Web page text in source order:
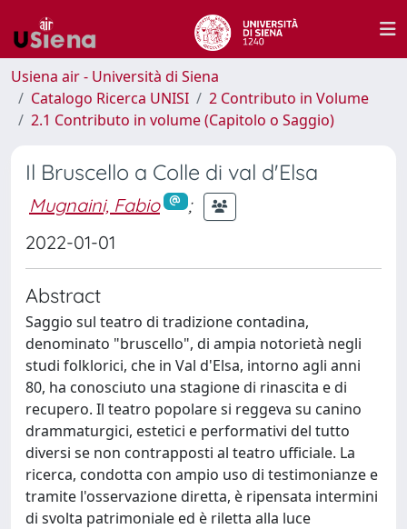
Usiena air - Università di Siena
Catalogo Ricerca UNISI
2 Contributo in Volume
2.1 Contributo in volume (Capitolo o Saggio)
Il Bruscello a Colle di val d'Elsa
Mugnaini, Fabio
;
2022-01-01
Abstract
Saggio sul teatro di tradizione contadina,
denominato "bruscello", di ampia notorietà negli
studi folklorici, che in Val d'Elsa, intorno agli anni
80, ha conosciuto una stagione di rinascita e di
recupero. Il teatro popolare si reggeva su canino
drammaturgici, estetici e performativi del tutto
diversi se non contrapposti al teatro ufficiale. La
ricerca, condotta con ampio uso di testimonianze e
tramite l'osservazione diretta, è ripensata intermini
di svolta patrimoniale ed è riletta alla luce